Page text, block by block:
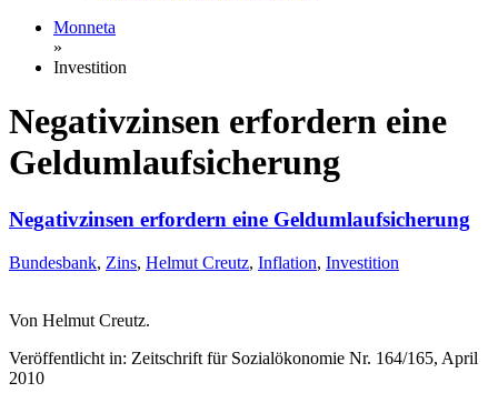
Monneta
»
Investition
Negativzinsen erfordern eine
Geldumlaufsicherung
Negativzinsen erfordern eine Geldumlaufsicherung
Bundesbank, Zins, Helmut Creutz, Inflation, Investition
Von Helmut Creutz.
Veröffentlicht in: Zeitschrift für Sozialökonomie Nr. 164/165, April
2010